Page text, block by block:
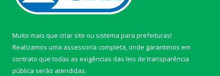
Muito mais que criar site ou sistema para prefeituras!
Realizamos uma assessoria completa, onde garantimos em
contrato que todas as exigências das leis de transparência
pública serão atendidas.